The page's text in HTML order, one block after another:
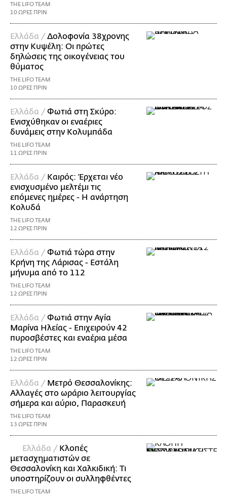
THE LIFO TEAM
10 ΩΡΕΣ ΠΡΙΝ
Ελλάδα /Δολοφονία 38χρονης
στην Κυψέλη: Οι πρώτες
δηλώσεις της οικογένειας του
θύματος
THE LIFO TEAM
10 ΩΡΕΣ ΠΡΙΝ
Ελλάδα /Φωτιά στη Σκύρο:
Ενισχύθηκαν οι εναέριες
δυνάμεις στην Κολυμπάδα
THE LIFO TEAM
11 ΩΡΕΣ ΠΡΙΝ
Ελλάδα / Καιρός: Έρχεται νέο
ενισχυσμένο μελτέμι τις
επόμενες ημέρες - Η ανάρτηση
Κολυδά
THE LIFO TEAM
12 ΩΡΕΣ ΠΡΙΝ
Ελλάδα /Φωτιά τώρα στην
Κρήνη της Λάρισας - Εστάλη
μήνυμα από το 112
THE LIFO TEAM
12 ΩΡΕΣ ΠΡΙΝ
Ελλάδα /Φωτιά στην Αγία
Μαρίνα Ηλείας - Επιχειρούν 42
πυροσβέστες και εναέρια μέσα
THE LIFO TEAM
12 ΩΡΕΣ ΠΡΙΝ
Ελλάδα / Μετρό Θεσσαλονίκης:
Αλλαγές στο ωράριο λειτουργίας
σήμερα και αύριο, Παρασκευή
THE LIFO TEAM
13 ΩΡΕΣ ΠΡΙΝ
Ελλάδα / Κλοπές
μετασχηματιστών σε
Θεσσαλονίκη και Χαλκιδική: Τι
υποστηρίζουν οι συλληφθέντες
THE LIFO TEAM